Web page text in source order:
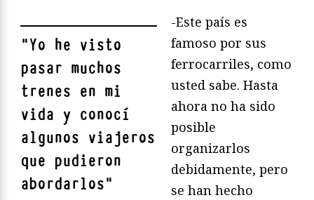
"Yo he visto
pasar muchos
trenes en mi
vida y conocí
algunos viajeros
que pudieron
abordarlos"
-Este país es
famoso por sus
ferrocarriles, como
usted sabe. Hasta
ahora no ha sido
posible
organizarlos
debidamente, pero
se han hecho